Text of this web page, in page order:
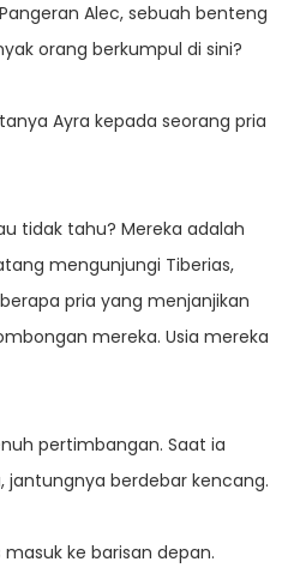
Alec, sebuah benteng
orang berkumpul di sini?
Ayra kepada seorang pria
tidak tahu? Mereka adalah
mengunjungi Tiberias,
pria yang menjanjikan
mereka. Usia mereka
pertimbangan. Saat ia
berdebar kencang.
ke barisan depan.